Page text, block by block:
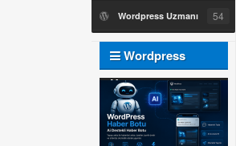
Wordpress Uzmanı 54
Wordpress
Uzmanı